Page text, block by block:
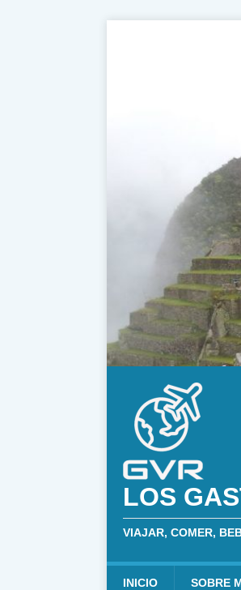
LOS
VIAJAR, COMER,
INICIO SOBRE